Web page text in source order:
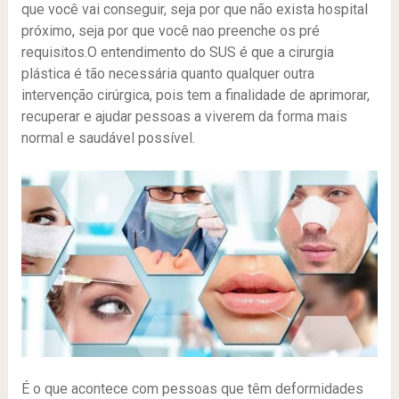
que você vai conseguir, seja por que não exista hospital
próximo, seja por que você nao preenche os pré
requisitos.O entendimento do SUS é que a cirurgia
plástica é tão necessária quanto qualquer outra
intervenção cirúrgica, pois tem a finalidade de aprimorar,
recuperar e ajudar pessoas a viverem da forma mais
normal e saudável possível.
É o que acontece com pessoas que têm deformidades